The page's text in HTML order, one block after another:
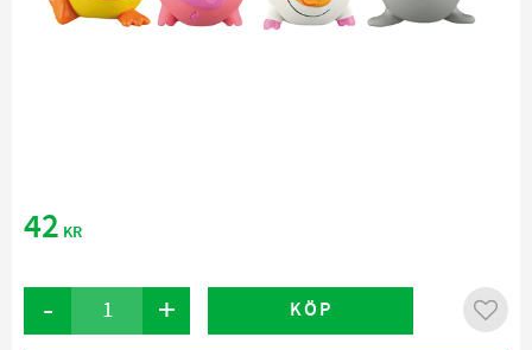
42 KR
+
- KÖP Lägg